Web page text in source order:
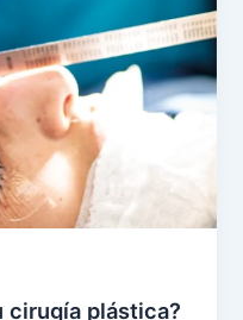
cirugía plástica?